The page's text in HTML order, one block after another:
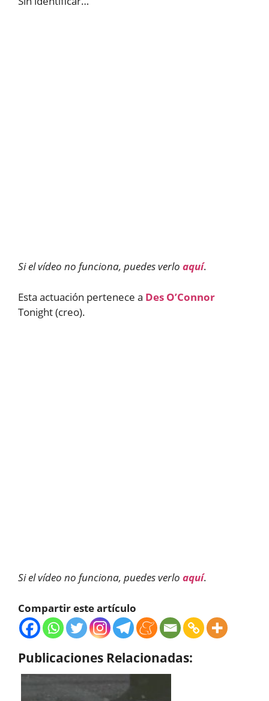
Si el vídeo no funciona, puedes verlo aquí.
Esta actuación pertenece a Des O’Connor
Tonight (creo).
Si el vídeo no funciona, puedes verlo aquí.
Compartir este artículo
Publicaciones Relacionadas: